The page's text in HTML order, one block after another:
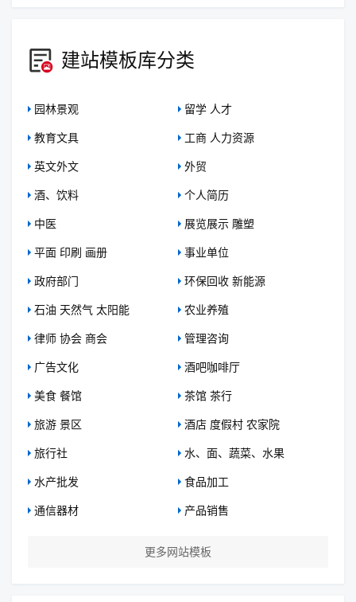
建站模板库分类
园林景观 留学 人才
教育文具 工商 人力资源
英文外文 外贸
酒、饮料 个人简历
中医 展览展示 雕塑
平面 印刷 画册 事业单位
政府部门 环保回收 新能源
石油 天然气 太阳能 农业养殖
律师 协会 商会 管理咨询
广告文化 酒吧咖啡厅
美食 餐馆 茶馆 茶行
旅游 景区 酒店 度假村 农家院
旅行社 水、面、蔬菜、水果
水产批发 食品加工
通信器材 产品销售
更多网站模板